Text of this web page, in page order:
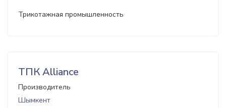
Трикотажная промышленность
ТПК Alliance
Производитель
Шымкент